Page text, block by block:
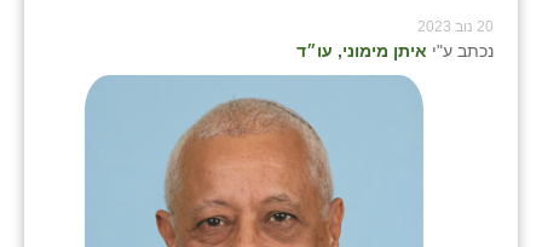
20 נוב 2023
נכתב ע"י איתן מימוני, עו״ד
קורנית